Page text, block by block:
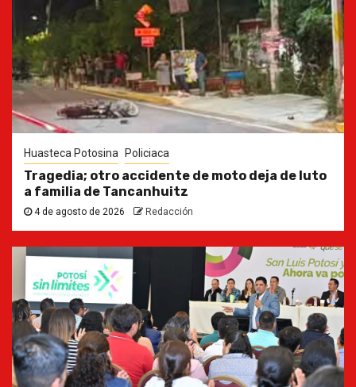
Huasteca Potosina Policiaca
Tragedia; otro accidente de moto deja de luto
a familia de Tancanhuitz
4 de agosto de 2026 Redacción